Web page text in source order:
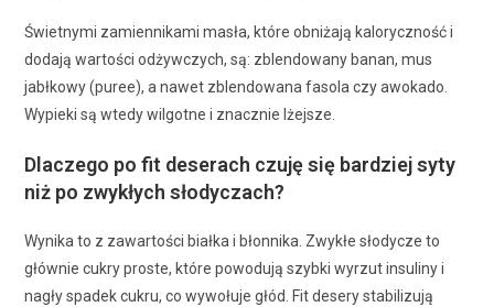
Świetnymi zamiennikami masła, które obniżają kaloryczność i
dodają wartości odżywczych, są: zblendowany banan, mus
jabłkowy (puree), a nawet zblendowana fasola czy awokado.
Wypieki są wtedy wilgotne i znacznie lżejsze.
Dlaczego po fit deserach czuję się bardziej syty
niż po zwykłych słodyczach?
Wynika to z zawartości białka i błonnika. Zwykłe słodycze to
głównie cukry proste, które powodują szybki wyrzut insuliny i
nagły spadek cukru, co wywołuje głód. Fit desery stabilizują